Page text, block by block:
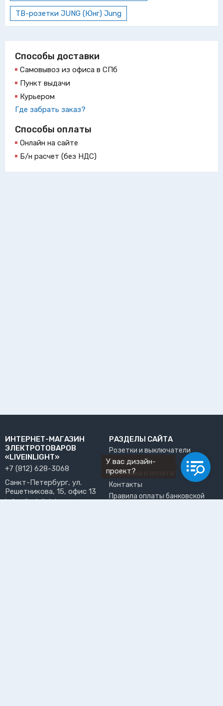
ТВ-розетки JUNG (Юнг) Jung
Способы доставки
Самовывоз из офиса в СПб
Пункт выдачи
Курьером
Где забрать заказ?
Способы оплаты
Онлайн на сайте
Б/н расчет (без НДС)
ИНТЕРНЕТ-МАГАЗИН
ЭЛЕКТРОТОВАРОВ
«LIVEINLIGHT»
+7 (812) 628-3068
Санкт-Петербург, ул.
Решетникова, 15, офис 13
info@liveinlight.ru
РАЗДЕЛЫ САЙТА
Розетки и выключатели
О нас
Доставка и оплата
Контакты
Правила оплаты банковской
У вас дизайн-
проект?